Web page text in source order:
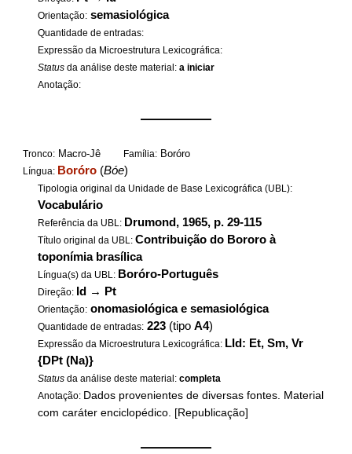
Orientação: semasiológica
Quantidade de entradas:
Expressão da Microestrutura Lexicográfica:
Status da análise deste material:a iniciar
Anotação:
——————
Tronco: Macro-Jê Família: Boróro
Língua: Boróro (Bóe)
Tipologia original da Unidade de Base Lexicográfica (UBL):
Vocabulário
Referência da UBL: Drumond, 1965, p. 29-115
Título original da UBL:Contribuição do Bororo à
toponímia brasílica
Língua(s) da UBL: Boróro-Português
Direção: Id → Pt
Orientação: onomasiológica e semasiológica
Quantidade de entradas: 223 (tipoA4)
Expressão da Microestrutura Lexicográfica: LId: Et, Sm, Vr
{DPt (Na)}
Status da análise deste material:completa
Anotação: Dados provenientes de diversas fontes. Material
com caráter enciclopédico. [Republicação]
——————